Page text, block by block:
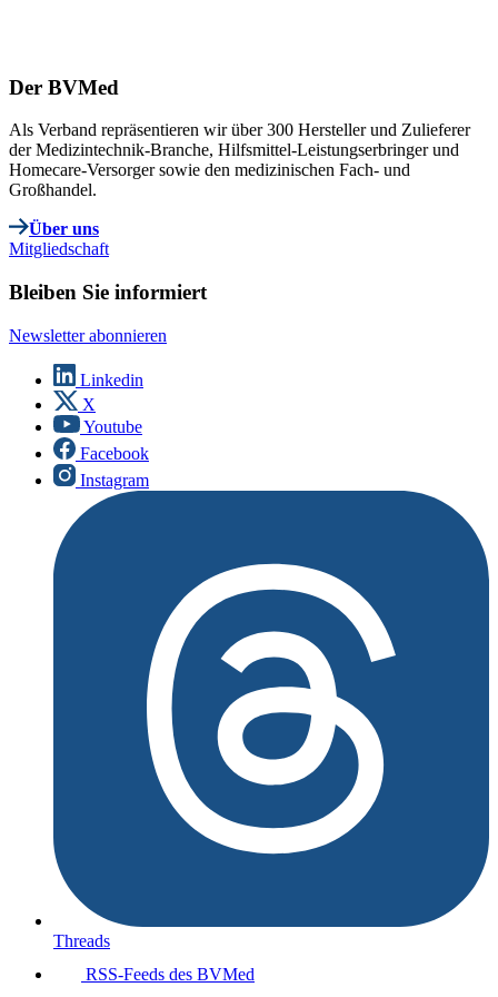
Der BVMed
Als Verband repräsentieren wir über 300 Hersteller und Zulieferer
der Medizintechnik-Branche, Hilfsmittel-Leistungserbringer und
Homecare-Versorger sowie den medizinischen Fach- und
Großhandel.
Über uns
Mitgliedschaft
Bleiben Sie informiert
Newsletter abonnieren
Linkedin
X
Youtube
Facebook
Instagram
Threads
RSS-Feeds des BVMed